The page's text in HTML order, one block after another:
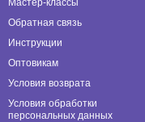
Обратная связь
Инструкции
Оптовикам
Условия возврата
Условия обработки
персональных данных